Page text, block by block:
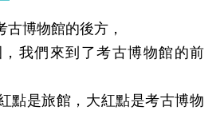
博物館的後方，
我們來到了考古博物館的前
點是旅館，大紅點是考古博物